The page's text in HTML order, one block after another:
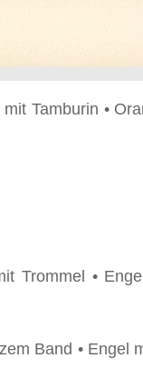
Tamburin •
Trommel •
Band • Engel